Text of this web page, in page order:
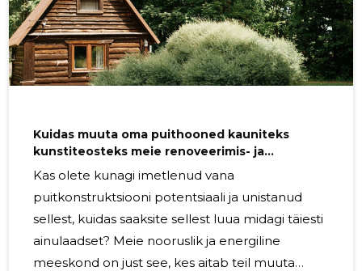
hindamisega. Meie kogenud meeskond uurib
maja struktuuri, et määrata kindlaks, millised
elemendid vajavad parandamist, asendamist või
taastamist. Seejärel koostatakse plaan, mis
Kuidas muuta oma puithooned kauniteks
kunstiteosteks meie renoveerimis- ja
ümberehitusteenuste abil?
Kas olete kunagi imetlenud vana
puitkonstruktsiooni potentsiaali ja unistanud
sellest, kuidas saaksite sellest luua midagi täiesti
ainulaadset? Meie nooruslik ja energiline
meeskond on just see, kes aitab teil muuta